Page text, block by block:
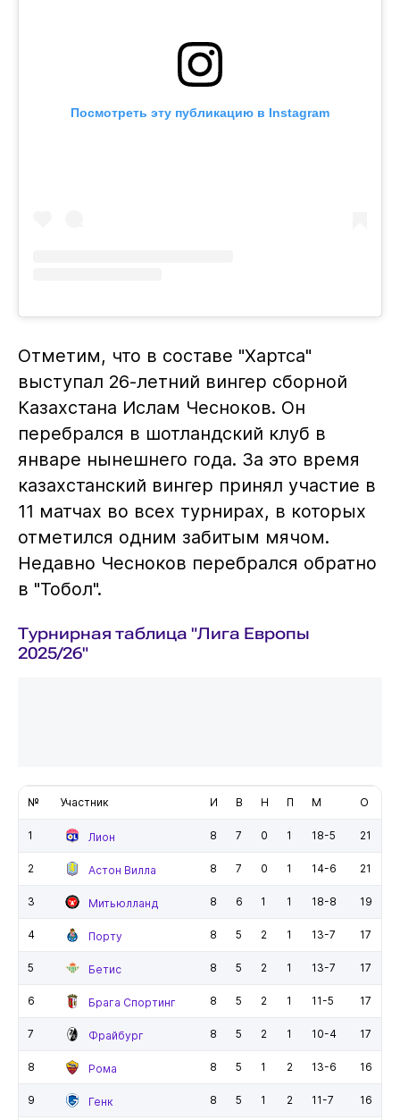
Посмотреть эту публикацию в Instagram
Отметим, что в составе "Хартса"
выступал 26-летний вингер сборной
Казахстана Ислам Чесноков. Он
перебрался в шотландский клуб в
январе нынешнего года. За это время
казахстанский вингер принял участие в
11 матчах во всех турнирах, в которых
отметился одним забитым мячом.
Недавно Чесноков перебрался обратно
в "Тобол".
Турнирная таблица "Лига Европы
2025/26"
№ Участник И В Н П М О
1 Лион 8 7 0 1 18-5 21
2 Астон Вилла 8 7 0 1 14-6 21
3 Митьюлланд 8 6 1 1 18-8 19
4 Порту 8 5 2 1 13-7 17
5 Бетис 8 5 2 1 13-7 17
6 Брага Спортинг 8 5 2 1 11-5 17
7 Фрайбург 8 5 2 1 10-4 17
8 Рома 8 5 1 2 13-6 16
9 Генк 8 5 1 2 11-7 16